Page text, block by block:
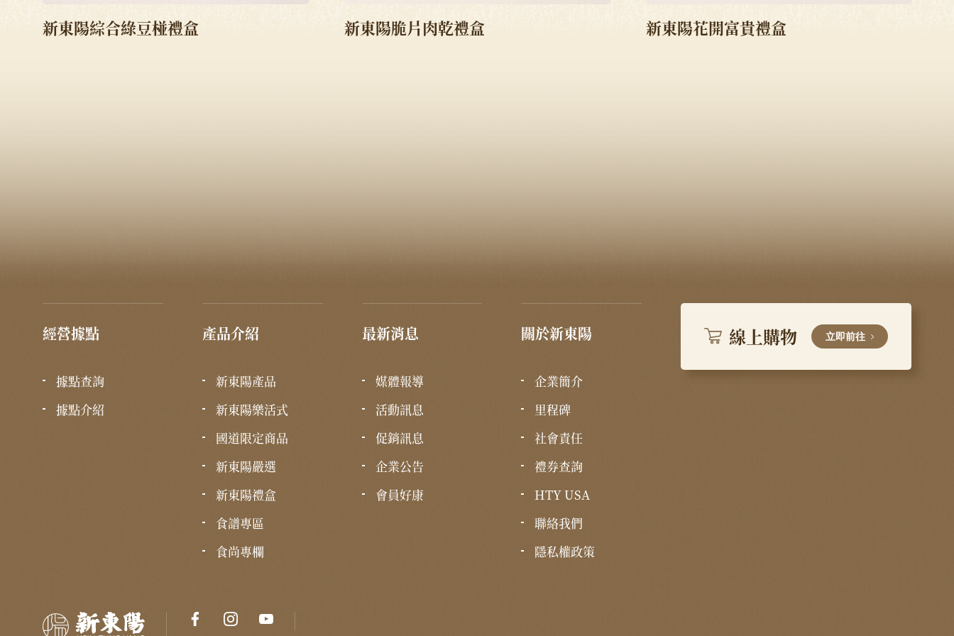
新東陽綜合綠豆椪禮盒 新東陽脆片肉乾禮盒 新東陽花開富貴禮盒
經營據點
據點查詢
據點介紹
產品介紹
新東陽產品
新東陽樂活式
國道限定商品
新東陽嚴選
新東陽禮盒
食譜專區
食尚專欄
最新消息
媒體報導
活動訊息
促銷訊息
企業公告
會員好康
關於新東陽
企業簡介
里程碑
社會責任
禮券查詢
HTY USA
聯絡我們
隱私權政策
線上購物 立即前往